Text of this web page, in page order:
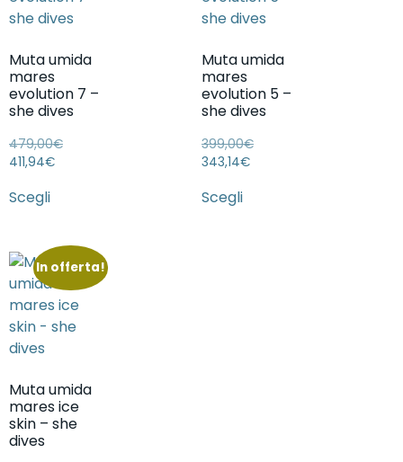
Muta umida
mares
evolution 7 –
she dives
479,00€
411,94€
Scegli
Muta umida
mares
evolution 5 –
she dives
399,00€
343,14€
Scegli
In offerta!
Muta umida
mares ice
skin – she
dives